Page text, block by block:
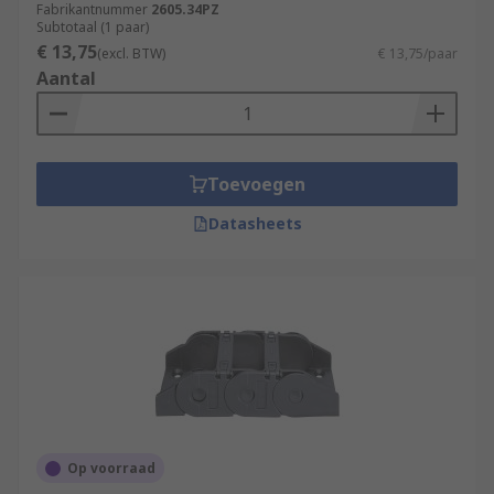
Fabrikantnummer 2605.34PZ
Subtotaal (1 paar)
€ 13,75(excl. BTW) € 13,75/paar
Aantal
Toevoegen
Datasheets
Op voorraad